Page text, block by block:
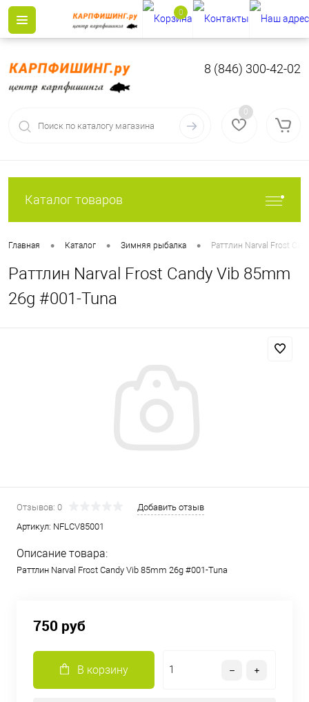
8 (846) 300-42-02
0
Каталог товаров
Главная • Каталог • Зимняя рыбалка • Раттлин Narval Frost
Раттлин Narval Frost Candy Vib 85mm
26g #001-Tuna
Отзывов: 0
Добавить отзыв
Артикул: NFLCV85001
Описание товара:
Раттлин Narval Frost Candy Vib 85mm 26g #001-Tuna
750 руб
В корзину
0